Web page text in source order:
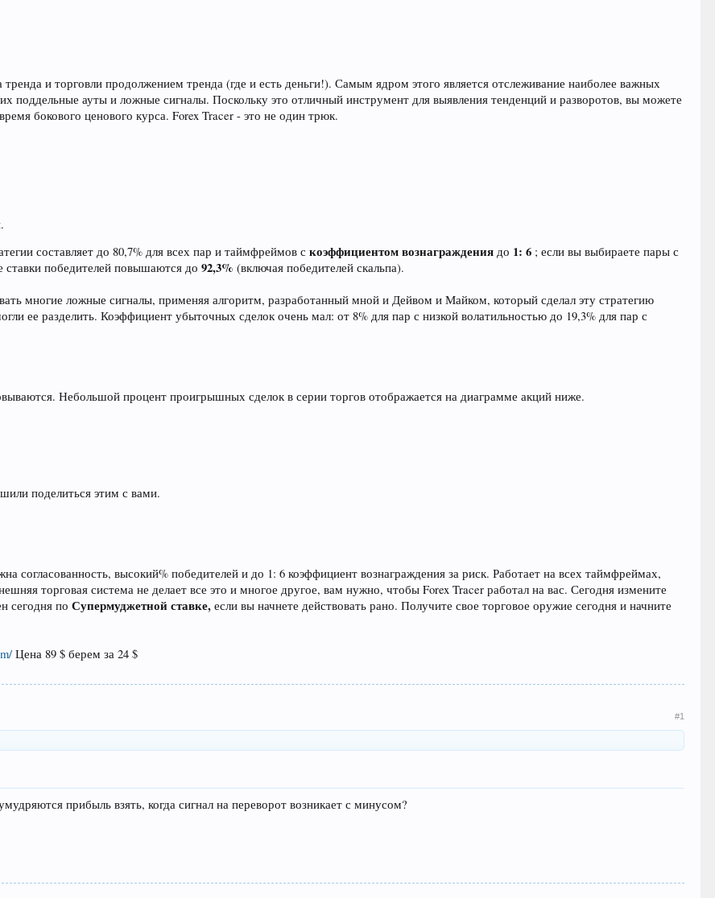
тренда и торговли продолжением тренда (где и есть деньги!). Самым ядром этого является отслеживание наиболее важных
поддельные ауты и ложные сигналы. Поскольку это отличный инструмент для выявления тенденций и разворотов, вы можете
бокового ценового курса. Forex Tracer - это не один трюк.
составляет до 80,7% для всех пар и таймфреймов скоэффициентом вознаграждения до 1: 6 ; если вы выбираете пары с
ставки победителей повышаются до92,3% (включая победителей скальпа).
многие ложные сигналы, применяя алгоритм, разработанный мной и Дейвом и Майком, который сделал эту стратегию
ее разделить. Коэффициент убыточных сделок очень мал: от 8% для пар с низкой волатильностью до 19,3% для пар с
Небольшой процент проигрышных сделок в серии торгов отображается на диаграмме акций ниже.
поделиться этим с вами.
согласованность, высокий% победителей и до 1: 6 коэффициент вознаграждения за риск. Работает на всех таймфреймах,
торговая система не делает все это и многое другое, вам нужно, чтобы Forex Tracer работал на вас. Сегодня измените
сегодня поСупермуджетной ставке, если вы начнете действовать рано. Получите свое торговое оружие сегодня и начните
Цена 89 $ берем за 24 $
#1
прибыль взять, когда сигнал на переворот возникает с минусом?